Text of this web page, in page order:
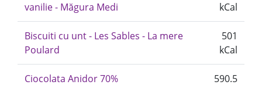
vanilie - Măgura Medi
kCal
Biscuiti cu unt - Les Sables - La mere
Poulard
501
kCal
Ciocolata Anidor 70%
590.5